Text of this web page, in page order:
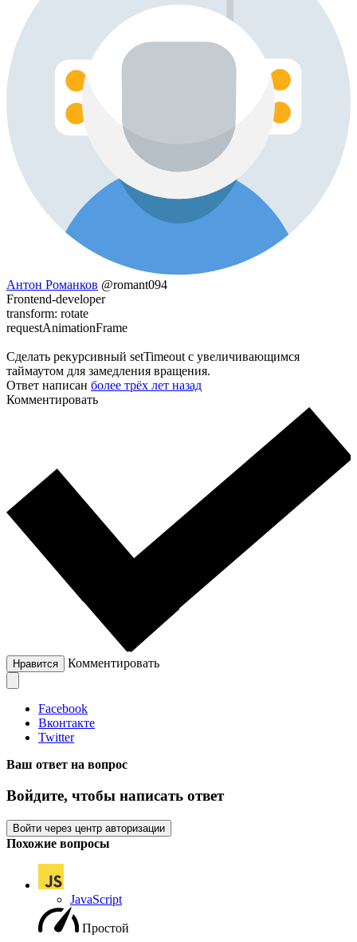
Антон Романков @romant094
Frontend-developer
transform: rotate
requestAnimationFrame
Сделать рекурсивный setTimeout с увеличивающимся
таймаутом для замедления вращения.
Ответ написан более трёх лет назад
Комментировать
Нравится Комментировать
Facebook
Вконтакте
Twitter
Ваш ответ на вопрос
Войдите, чтобы написать ответ
Войти через центр авторизации
Похожие вопросы
JavaScript
Простой